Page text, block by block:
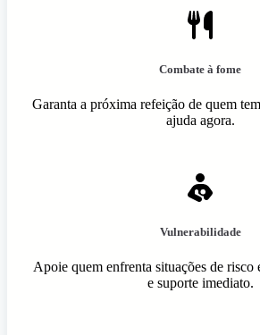
Combate à fome
Garanta a próxima refeição de quem
ajuda agora.
Vulnerabilidade
Apoie quem enfrenta situações de risco
e suporte imediato.